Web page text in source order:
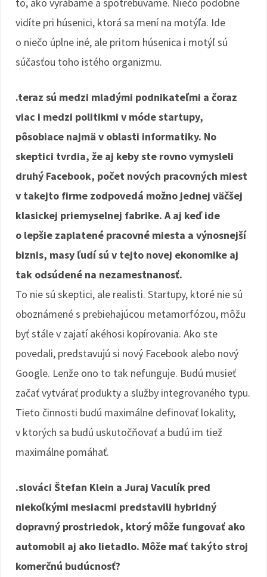
vidíte pri húsenici, ktorá sa mení na motýľa. Ide
o niečo úplne iné, ale pritom húsenica i motýľ sú
súčasťou toho istého organizmu.
.teraz sú medzi mladými podnikateľmi a čoraz
viac i medzi politikmi v móde startupy,
pôsobiace najmä v oblasti informatiky. No
skeptici tvrdia, že aj keby ste rovno vymysleli
druhý Facebook, počet nových pracovných miest
v takejto firme zodpovedá možno jednej väčšej
klasickej priemyselnej fabrike. A aj keď ide
o lepšie zaplatené pracovné miesta a výnosnejší
biznis, masy ľudí sú v tejto novej ekonomike aj
tak odsúdené na nezamestnanosť.
To nie sú skeptici, ale realisti. Startupy, ktoré nie sú
oboznámené s prebiehajúcou metamorfózou, môžu
byť stále v zajatí akéhosi kopírovania. Ako ste
povedali, predstavujú si nový Facebook alebo nový
Google. Lenže ono to tak nefunguje. Budú musieť
začať vytvárať produkty a služby integrovaného typu.
Tieto činnosti budú maximálne definovať lokality,
v ktorých sa budú uskutočňovať a budú im tiež
maximálne pomáhať.
.slováci Štefan Klein a Juraj Vaculík pred
niekoľkými mesiacmi predstavili hybridný
dopravný prostriedok, ktorý môže fungovať ako
automobil aj ako lietadlo. Môže mať takýto stroj
komerčnú budúcnosť?